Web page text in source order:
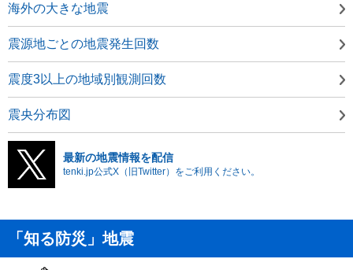
海外の大きな地震
震源地ごとの地震発生回数
震度3以上の地域別観測回数
震央分布図
最新の地震情報を配信
tenki.jp公式X（旧Twitter）をご利用ください。
「知る防災」地震